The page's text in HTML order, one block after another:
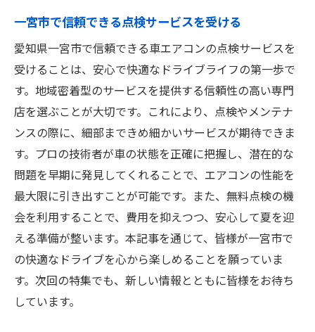
一宮市で信頼できる点検サービスを受ける
愛知県一宮市で信頼できる車エアコンの点検サービスを
受けることは、安心で快適なドライブライフの第一歩で
す。地域密着型のサービスを提供する信頼性の高い専門
店を選ぶことが大切です。これにより、点検やメンテナ
ンスの際に、細部まできめ細かいサービスが期待できま
す。プロの技術者が車の状態を正確に把握し、潜在的な
問題を早期に発見してくれることで、エアコンの性能を
最大限に引き出すことが可能です。また、無料点検の機
会を利用することで、費用を抑えつつ、安心して夏を迎
える準備が整います。本記事を通じて、皆様が一宮市で
の快適なドライブを心から楽しめることを願っていま
す。次回の特集でも、新しい情報とともに皆様をお待ち
しています。